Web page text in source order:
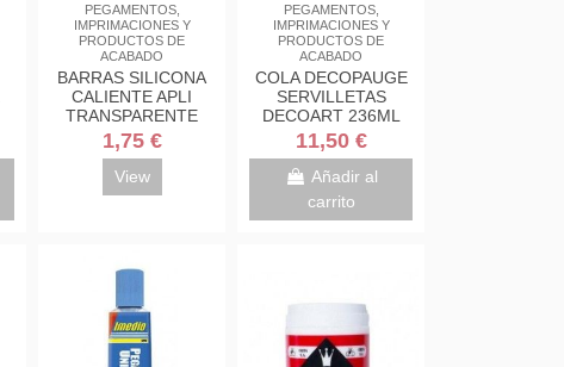
PEGAMENTOS,
IMPRIMACIONES Y
PRODUCTOS DE
ACABADO
BARRAS SILICONA
CALIENTE APLI
TRANSPARENTE
BLISTER 10
UNIDADES
1,75 €
View
PEGAMENTOS,
IMPRIMACIONES Y
PRODUCTOS DE
ACABADO
COLA DECOPAUGE
SERVILLETAS
DECOART 236ML
11,50 €
Añadir al
carrito